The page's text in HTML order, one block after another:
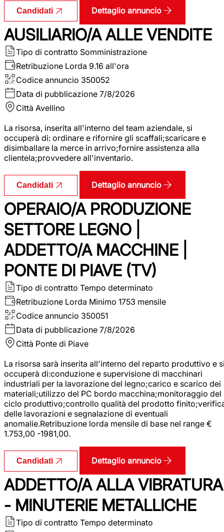
Candidati Dettaglio annuncio
AUSILIARIO/A ALLE VENDITE
Tipo di contratto Somministrazione
Retribuzione Lorda 9.16 all'ora
Codice annuncio 350052
Data di pubblicazione 7/8/2026
Città Avellino
La risorsa, inserita all'interno del team aziendale, si
occuperà di: ordinare e rifornire gli scaffali;scaricare e
disimballare la merce in arrivo;fornire assistenza alla
clientela;provvedere all'inventario.
Candidati Dettaglio annuncio
OPERAIO/A PRODUZIONE
SETTORE LEGNO |
ADDETTO/A MACCHINE |
PONTE DI PIAVE (TV)
Tipo di contratto Tempo determinato
Retribuzione Lorda Minimo 1753 mensile
Codice annuncio 350051
Data di pubblicazione 7/8/2026
Città Ponte di Piave
La risorsa sarà inserita all'interno del reparto produttivo e
occuperà di:conduzione e supervisione di macchinari
industriali per la lavorazione del legno;carico e scarico dei
materiali;utilizzo del PC bordo macchina;monitoraggio del
ciclo produttivo;controllo qualità del prodotto
delle lavorazioni e segnalazione di eventuali
anomalie.Retribuzione lorda mensile di base nel range €
1.753,00 -1981,00.
Candidati Dettaglio annuncio
ADDETTO/A ALLA VIBRATURA
- MINUTERIE METALLICHE
Tipo di contratto Tempo determinato